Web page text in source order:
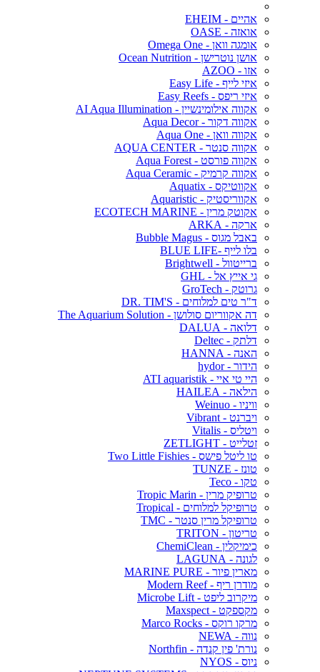
אהיים - EHEIM
אואזה - OASE
אומגה וואן - Omega One
אושן נוטרישן - Ocean Nutrition
אזו - AZOO
איזי לייף - Easy Life
איזי ריפס - Easy Reefs
אקווה אילומינשיין - AI Aqua Illumination
אקווה דקור - Aqua Decor
אקווה וואן - Aqua One
אקווה סנטר - AQUA CENTER
אקווה פורסט - Aqua Forest
אקווה קרמיק - Aqua Ceramic
אקווטיקס - Aquatix
אקווריסטיק - Aquaristic
אקוטק מרין - ECOTECH MARINE
ארקה - ARKA
באבל מגוס - Bubble Magus
בלו לייף -BLUE LIFE
ברייטוול - Brightwell
גי אייץ אל - GHL
גרוטק - GroTech
ד"ר טים למלוחים - DR. TIM'S
דה אקווריום סולושן - The Aquarium Solution
דלואה - DALUA
דלתק - Deltec
האנה - HANNA
הידור - hydor
היי טי איי - ATI aquaristik
הילאה - HAILEA
וויניו - Weinuo
ויברנט - Vibrant
ויטליס - Vitalis
זטלייט - ZETLIGHT
טו ליטל פישס - Two Little Fishies
טונז - TUNZE
טקו - Teco
טרופיק מרין - Tropic Marin
טרופיקל למלוחים - Tropical
טרופיקל מרין סנטר - TMC
טריטון - TRITON
כימיקלין - ChemiClean
לגונה - LAGUNA
מארין פיור - MARINE PURE
מודרן ריף - Modern Reef
מיקרוב ליפט - Microbe Lift
מקספקט - Maxspect
מרקו רוקס - Marco Rocks
נווה - NEWA
נורת' פין קנדה - Northfin
ניוס - NYOS